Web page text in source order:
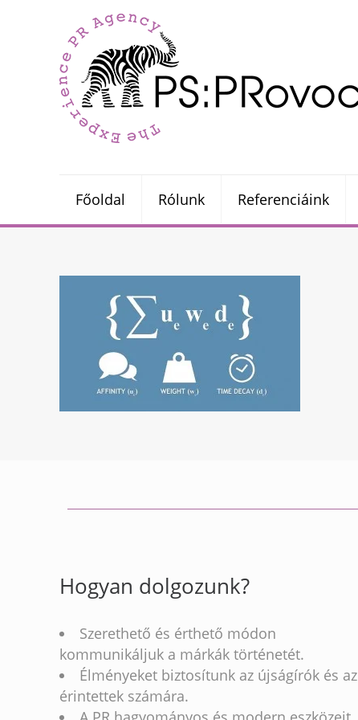
Főoldal Rólunk Referenciáink
Hogyan dolgozunk?
Szerethető és érthető módon
kommunikáljuk a márkák történetét.
Élményeket biztosítunk az újságírók és az
érintettek számára.